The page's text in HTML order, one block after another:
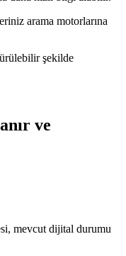
arama motorlarına
şekilde
ve
mevcut dijital durumu